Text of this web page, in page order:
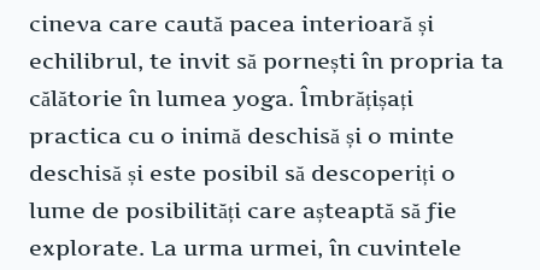
cineva care caută pacea interioară și
echilibrul, te invit să pornești în propria ta
călătorie în lumea yoga. Îmbrățișați
practica cu o inimă deschisă și o minte
deschisă și este posibil să descoperiți o
lume de posibilități care așteaptă să fie
explorate. La urma urmei, în cuvintele